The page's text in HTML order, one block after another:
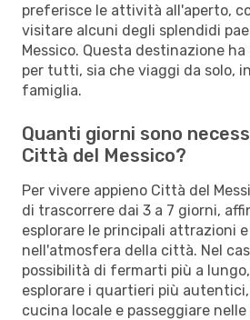
preferisce le attività all'aperto,
visitare alcuni degli splendidi
Messico. Questa destinazione
per tutti, sia che viaggi da solo,
famiglia.
Quanti giorni sono
Città del Messico?
Per vivere appieno Città del
di trascorrere dai 3 a 7 giorni,
esplorare le principali attrazioni
nell'atmosfera della città. Nel
possibilità di fermarti più a
esplorare i quartieri più autentici,
cucina locale e passeggiare